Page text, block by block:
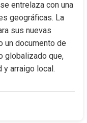
entrelaza con una
geográficas. La
sus nuevas
un documento de
globalizado que,
y arraigo local.